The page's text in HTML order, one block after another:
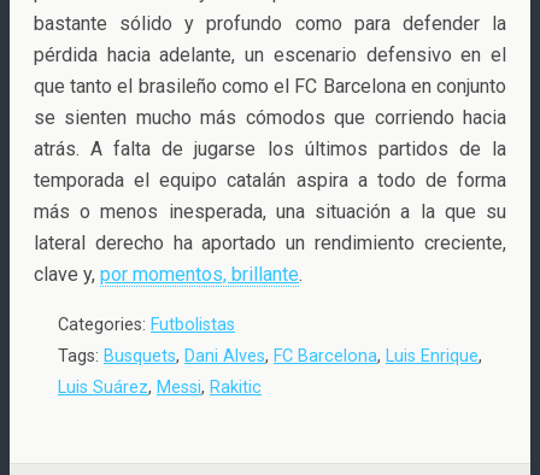
bastante sólido y profundo como para defender la
pérdida hacia adelante, un escenario defensivo en el
que tanto el brasileño como el FC Barcelona en conjunto
se sienten mucho más cómodos que corriendo hacia
atrás. A falta de jugarse los últimos partidos de la
temporada el equipo catalán aspira a todo de forma
más o menos inesperada, una situación a la que su
lateral derecho ha aportado un rendimiento creciente,
clave y, por momentos, brillante.
Categories: Futbolistas
Tags: Busquets, Dani Alves, FC Barcelona, Luis Enrique,
Luis Suárez, Messi, Rakitic